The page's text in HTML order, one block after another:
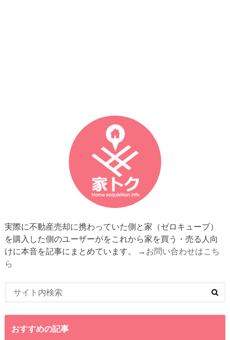
実際に不動産売却に携わっていた側と家（ゼロキューブ）
を購入した側のユーザーがをこれから家を買う・売る人向
けに本音を記事にまとめています。 → お問い合わせはこち
ら
おすすめの記事